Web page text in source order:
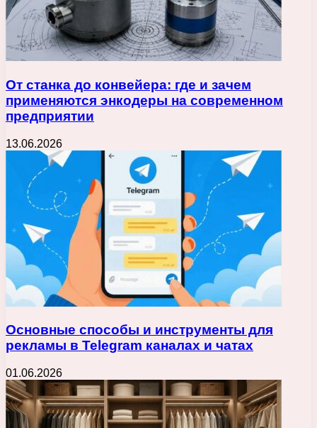
От станка до конвейера: где и зачем
применяются энкодеры на современном
предприятии
13.06.2026
Основные способы и инструменты для
рекламы в Telegram каналах и чатах
01.06.2026